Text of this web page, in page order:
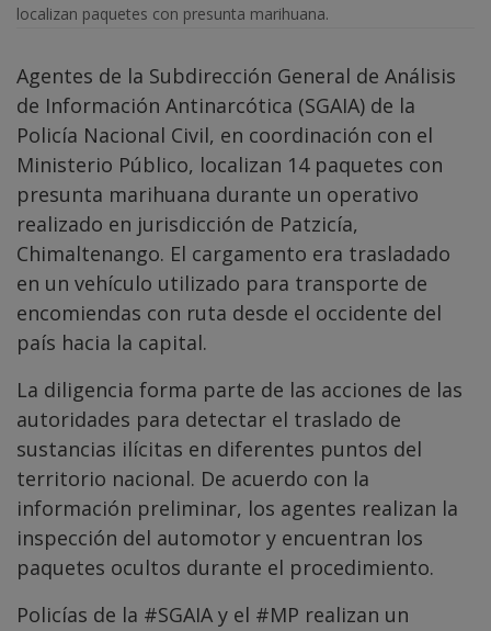
localizan paquetes con presunta marihuana.
Agentes de la Subdirección General de Análisis
de Información Antinarcótica (SGAIA) de la
Policía Nacional Civil, en coordinación con el
Ministerio Público, localizan 14 paquetes con
presunta marihuana durante un operativo
realizado en jurisdicción de Patzicía,
Chimaltenango. El cargamento era trasladado
en un vehículo utilizado para transporte de
encomiendas con ruta desde el occidente del
país hacia la capital.
La diligencia forma parte de las acciones de las
autoridades para detectar el traslado de
sustancias ilícitas en diferentes puntos del
territorio nacional. De acuerdo con la
información preliminar, los agentes realizan la
inspección del automotor y encuentran los
paquetes ocultos durante el procedimiento.
Policías de la #SGAIA y el #MP realizan un